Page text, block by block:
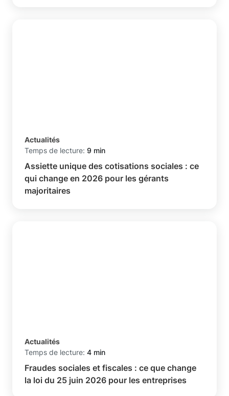
Actualités
Temps de lecture: 9 min
Assiette unique des cotisations sociales : ce
qui change en 2026 pour les gérants
majoritaires
Actualités
Temps de lecture: 4 min
Fraudes sociales et fiscales : ce que change
la loi du 25 juin 2026 pour les entreprises